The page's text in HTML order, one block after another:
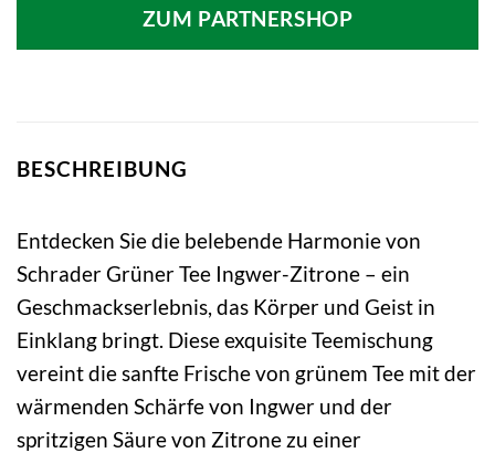
ZUM PARTNERSHOP
BESCHREIBUNG
Entdecken Sie die belebende Harmonie von
Schrader Grüner Tee Ingwer-Zitrone – ein
Geschmackserlebnis, das Körper und Geist in
Einklang bringt. Diese exquisite Teemischung
vereint die sanfte Frische von grünem Tee mit der
wärmenden Schärfe von Ingwer und der
spritzigen Säure von Zitrone zu einer